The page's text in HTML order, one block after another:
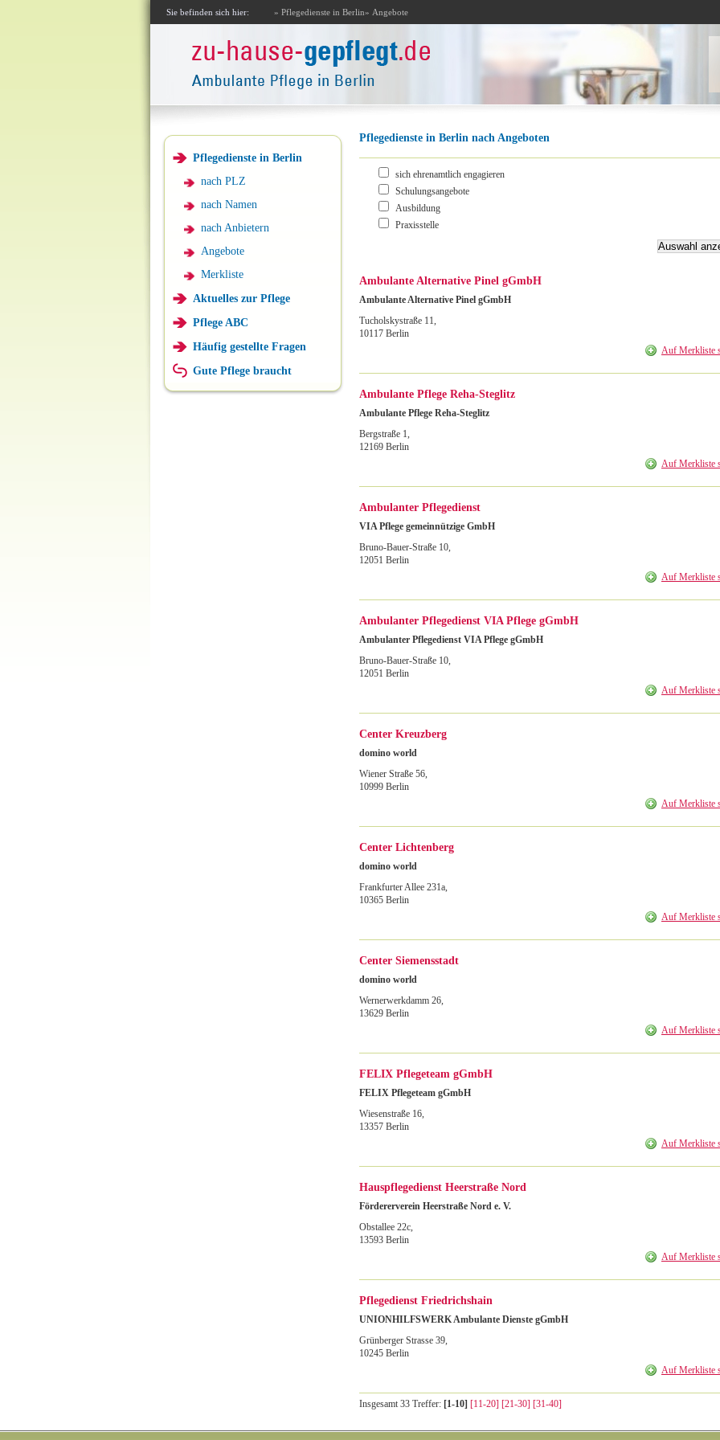
Sie befinden sich hier: » Pflegedienste in Berlin» Angebote
Pflegedienste in Berlin
nach PLZ
nach Namen
nach Anbietern
Angebote
Merkliste
Aktuelles zur Pflege
Pflege ABC
Häufig gestellte Fragen
Gute Pflege braucht
Pflegedienste in Berlin nach Angeboten
sich ehrenamtlich engagieren
Schulungsangebote
Ausbildung
Praxisstelle
Ambulante Alternative Pinel gGmbH
Ambulante Alternative Pinel gGmbH
Tucholskystraße 11,
10117 Berlin
Auf Merkliste
Ambulante Pflege Reha-Steglitz
Ambulante Pflege Reha-Steglitz
Bergstraße 1,
12169 Berlin
Auf Merkliste
Ambulanter Pflegedienst
VIA Pflege gemeinnützige GmbH
Bruno-Bauer-Straße 10,
12051 Berlin
Auf Merkliste
Ambulanter Pflegedienst VIA Pflege gGmbH
Ambulanter Pflegedienst VIA Pflege gGmbH
Bruno-Bauer-Straße 10,
12051 Berlin
Auf Merkliste
Center Kreuzberg
domino world
Wiener Straße 56,
10999 Berlin
Auf Merkliste
Center Lichtenberg
domino world
Frankfurter Allee 231a,
10365 Berlin
Auf Merkliste
Center Siemensstadt
domino world
Wernerwerkdamm 26,
13629 Berlin
Auf Merkliste
FELIX Pflegeteam gGmbH
FELIX Pflegeteam gGmbH
Wiesenstraße 16,
13357 Berlin
Auf Merkliste
Hauspflegedienst Heerstraße Nord
Fördererverein Heerstraße Nord e. V.
Obstallee 22c,
13593 Berlin
Auf Merkliste
Pflegedienst Friedrichshain
UNIONHILFSWERK Ambulante Dienste gGmbH
Grünberger Strasse 39,
10245 Berlin
Auf Merkliste
Insgesamt 33 Treffer: [1-10] [11-20] [21-30] [31-40]